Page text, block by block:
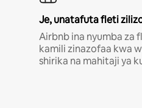
Je, unatafuta fleti
Airbnb ina nyumba za
kamili zinazofaa kwa
shirika na mahitaji ya